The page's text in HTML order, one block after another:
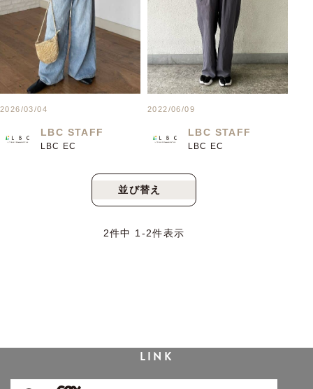
2026/03/04
LBC STAFF
LBC EC
2022/06/09
LBC STAFF
LBC EC
並び替え
2件中 1 -2件表示
LINK